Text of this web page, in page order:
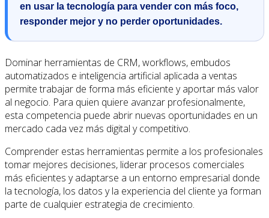
en usar la tecnología para vender con más foco,
responder mejor y no perder oportunidades.
Dominar herramientas de CRM, workflows, embudos
automatizados e inteligencia artificial aplicada a ventas
permite trabajar de forma más eficiente y aportar más valor
al negocio. Para quien quiere avanzar profesionalmente,
esta competencia puede abrir nuevas oportunidades en un
mercado cada vez más digital y competitivo.
Comprender estas herramientas permite a los profesionales
tomar mejores decisiones, liderar procesos comerciales
más eficientes y adaptarse a un entorno empresarial donde
la tecnología, los datos y la experiencia del cliente ya forman
parte de cualquier estrategia de crecimiento.